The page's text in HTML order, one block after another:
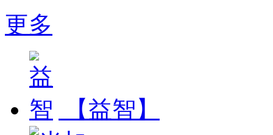
更多
【益智】